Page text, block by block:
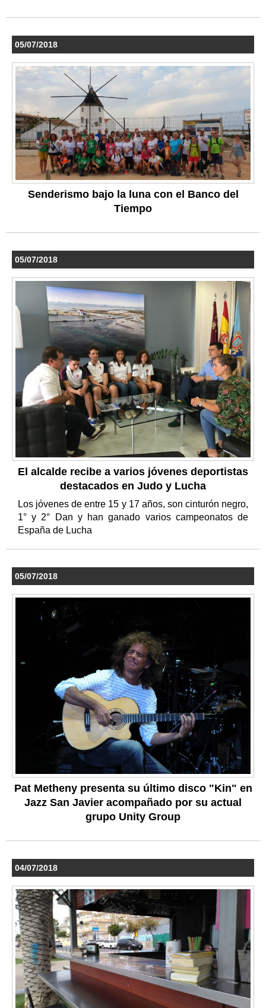
05/07/2018
Senderismo bajo la luna con el Banco del
Tiempo
05/07/2018
El alcalde recibe a varios jóvenes deportistas
destacados en Judo y Lucha
Los jóvenes de entre 15 y 17 años, son cinturón negro,
1° y 2° Dan y han ganado varios campeonatos de
España de Lucha
05/07/2018
Pat Metheny presenta su último disco "Kin" en
Jazz San Javier acompañado por su actual
grupo Unity Group
04/07/2018